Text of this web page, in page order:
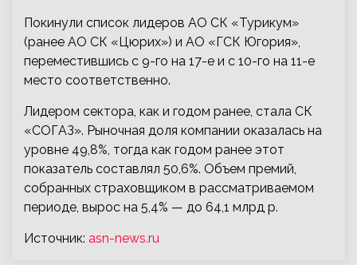
Покинули список лидеров АО СК «Турикум»
(ранее АО СК «Цюрих») и АО «ГСК Югория»,
переместившись с 9-го на 17-е и с 10-го на 11-е
место соответственно.
Лидером сектора, как и годом ранее, стала СК
«СОГАЗ». Рыночная доля компании оказалась на
уровне 49,8%, тогда как годом ранее этот
показатель составлял 50,6%. Объем премий,
собранных страховщиком в рассматриваемом
периоде, вырос на 5,4% — до 64,1 млрд р.
Источник: asn-news.ru